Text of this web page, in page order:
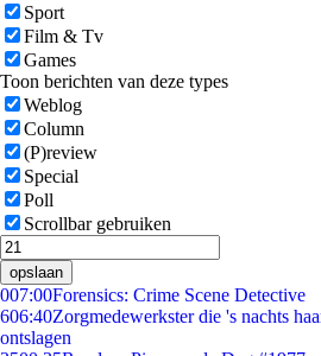
Sport
Film & Tv
Games
Toon berichten van deze types
Weblog
Column
(P)review
Special
Poll
Scrollbar gebruiken
opslaan
007:00Forensics: Crime Scene Detective
606:40Zorgmedewerkster die 's nachts
ontslagen